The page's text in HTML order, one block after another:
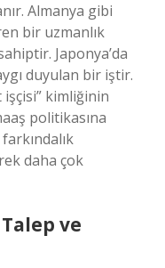
Almanya gibi
bir uzmanlık
Japonya’da
duyulan bir iştir.
işçisi” kimliğinin
politikasına
daha çok
ve